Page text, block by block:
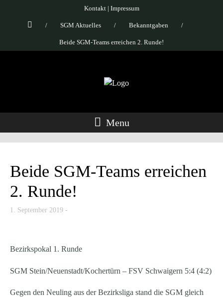
Kontakt| Impressum
/ SGM Aktuelles / Bekanntgaben /
Beide SGM-Teams erreichen 2. Runde!
Menu
Beide SGM-Teams erreichen
2. Runde!
1. September 2019
Bezirkspokal 1. Runde
SGM Stein/Neuenstadt/Kochertürn – FSV Schwaigern 5:4 (4:2)
Gegen den Neuling aus der Bezirksliga stand die SGM gleich